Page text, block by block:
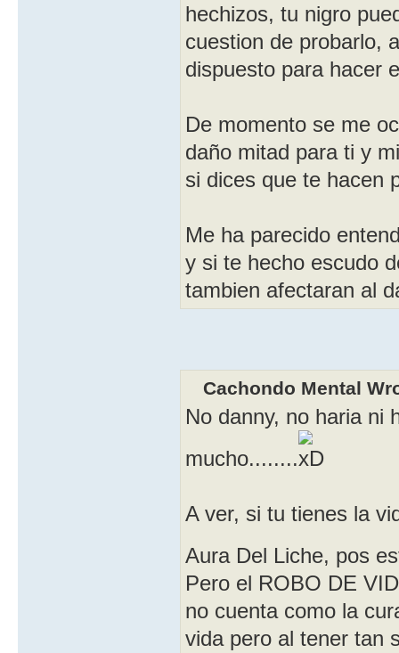
hechizos, tu nigro
cuestion de probarlo,
dispuesto para hacer
De momento se me
daño mitad para ti y
si dices que te hacen
Me ha parecido
y si te hecho escudo
tambien afectaran al
Cachondo Mental
No danny, no haria ni
mucho........
A ver, si tu tienes la
Aura Del Liche, pos
Pero el ROBO DE
no cuenta como la
vida pero al tener tan